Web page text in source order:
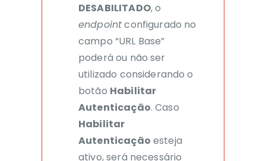
DESABILITADO, o
endpointconfigurado no
campo “URL Base”
poderá ou não ser
utilizado considerando o
botão Habilitar
Autenticação. Caso
Habilitar
Autenticação esteja
ativo, será necessário